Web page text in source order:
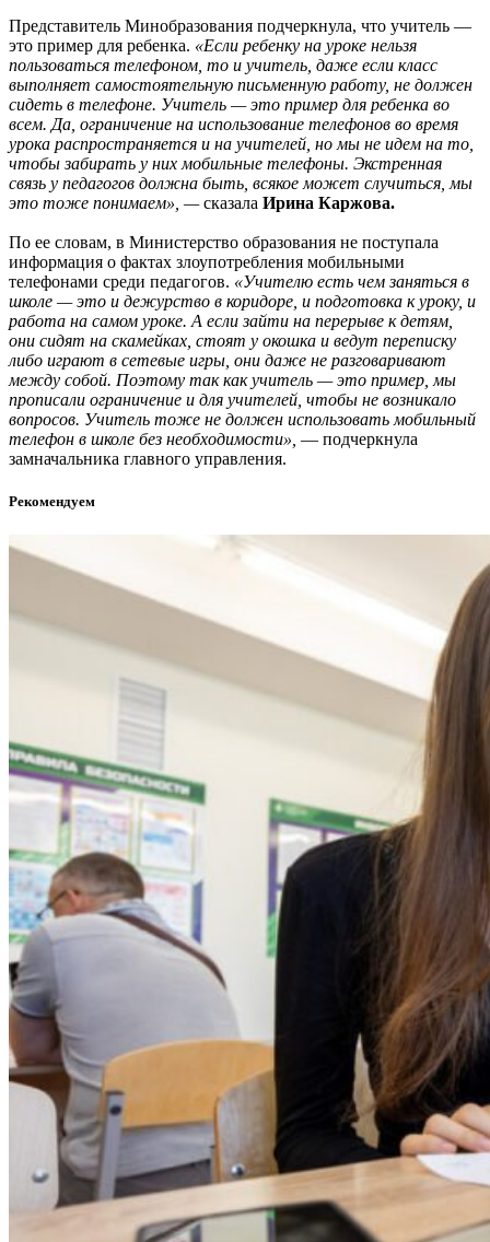
Представитель Минобразования подчеркнула, что учитель —
это пример для ребенка. «Если ребенку на уроке нельзя
пользоваться телефоном, то и учитель, даже если класс
выполняет самостоятельную письменную работу, не должен
сидеть в телефоне. Учитель — это пример для ребенка во
всем. Да, ограничение на использование телефонов во время
урока распространяется и на учителей, но мы не идем на то,
чтобы забирать у них мобильные телефоны. Экстренная
связь у педагогов должна быть, всякое может случиться, мы
это тоже понимаем», —сказала Ирина Каржова.
По ее словам, в Министерство образования не поступала
информация о фактах злоупотребления мобильными
телефонами среди педагогов. «Учителю есть чем заняться в
школе — это и дежурство в коридоре, и подготовка к уроку, и
работа на самом уроке. А если зайти на перерыве к детям,
они сидят на скамейках, стоят у окошка и ведут переписку
либо играют в сетевые игры, они даже не разговаривают
между собой. Поэтому так как учитель — это пример, мы
прописали ограничение и для учителей, чтобы не возникало
вопросов. Учитель тоже не должен использовать мобильный
телефон в школе без необходимости», — подчеркнула
замначальника главного управления.
Рекомендуем